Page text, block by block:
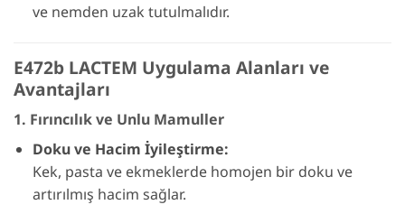
ve nemden uzak tutulmalıdır.
E472b LACTEM Uygulama Alanları ve
Avantajları
1. Fırıncılık ve Unlu Mamuller
Doku ve Hacim İyileştirme:
Kek, pasta ve ekmeklerde homojen bir doku ve
artırılmış hacim sağlar.